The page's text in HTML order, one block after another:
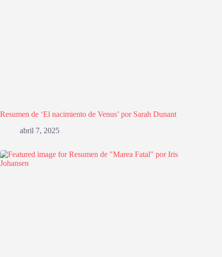
Resumen de ‘El nacimiento de Venus’ por Sarah Dunant
abril 7, 2025